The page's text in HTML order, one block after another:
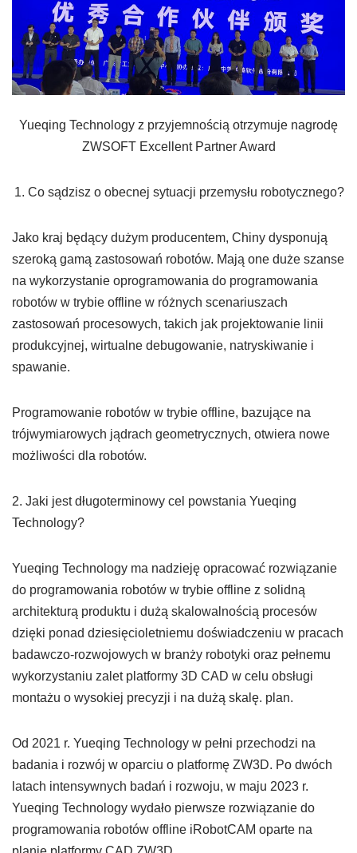
Yueqing Technology z przyjemnością otrzymuje nagrodę
ZWSOFT Excellent Partner Award
Co sądzisz o obecnej sytuacji przemysłu robotycznego?
Jako kraj będący dużym producentem, Chiny dysponują
szeroką gamą zastosowań robotów. Mają one duże szanse
na wykorzystanie oprogramowania do programowania
robotów w trybie offline w różnych scenariuszach
zastosowań procesowych, takich jak projektowanie linii
produkcyjnej, wirtualne debugowanie, natryskiwanie i
spawanie.
Programowanie robotów w trybie offline, bazujące na
trójwymiarowych jądrach geometrycznych, otwiera nowe
możliwości dla robotów.
2. Jaki jest długoterminowy cel powstania Yueqing
Technology?
Yueqing Technology ma nadzieję opracować rozwiązanie
do programowania robotów w trybie offline z solidną
architekturą produktu i dużą skalowalnością procesów
dzięki ponad dziesięcioletniemu doświadczeniu w pracach
badawczo-rozwojowych w branży robotyki oraz pełnemu
wykorzystaniu zalet platformy 3D CAD w celu obsługi
montażu o wysokiej precyzji i na dużą skalę. plan.
Od 2021 r. Yueqing Technology w pełni przechodzi na
badania i rozwój w oparciu o platformę ZW3D. Po dwóch
latach intensywnych badań i rozwoju, w maju 2023 r.
Yueqing Technology wydało pierwsze rozwiązanie do
programowania robotów offline iRobotCAM oparte na